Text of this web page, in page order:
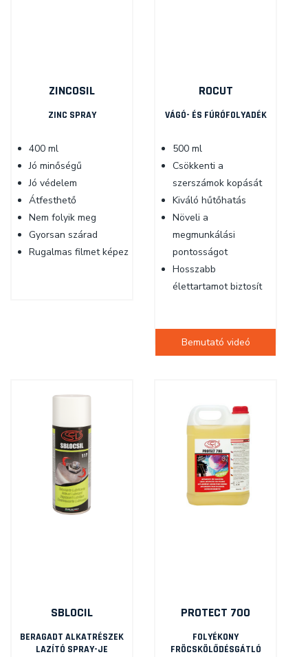
ZINCOSIL
ZINC SPRAY
400 ml
Jó minőségű
Jó védelem
Átfesthető
Nem folyik meg
Gyorsan szárad
Rugalmas filmet képez
ROCUT
VÁGÓ- ÉS FÚRÓFOLYADÉK
500 ml
Csökkenti a
szerszámok kopását
Kiváló hűtőhatás
Növeli a
megmunkálási
pontosságot
Hosszabb
élettartamot biztosít
Bemutató videó
SBLOCIL
BERAGADT ALKATRÉSZEK
LAZÍTÓ SPRAY-JE
PROTECT 700
FOLYÉKONY
FRÖCSKÖLŐDÉSGÁTLÓ